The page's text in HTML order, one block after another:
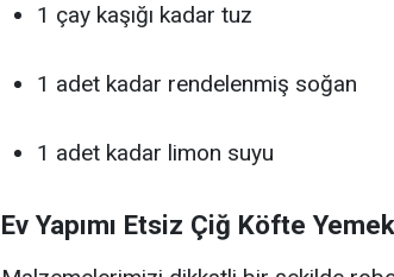
1 çay kaşığı kadar tuz
1 adet kadar rendelenmiş soğan
1 adet kadar limon suyu
Ev Yapımı Etsiz Çiğ Köfte